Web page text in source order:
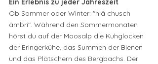
Ein Erlebnis zu jeder Jahreszeit
Ob Sommer oder Winter: "hiä chusch
ämbri". Während den Sommermonaten
hörst du auf der Moosalp die Kuhglocken
der Eringerkühe, das Summen der Bienen
und das Plätschern des Bergbachs. Der